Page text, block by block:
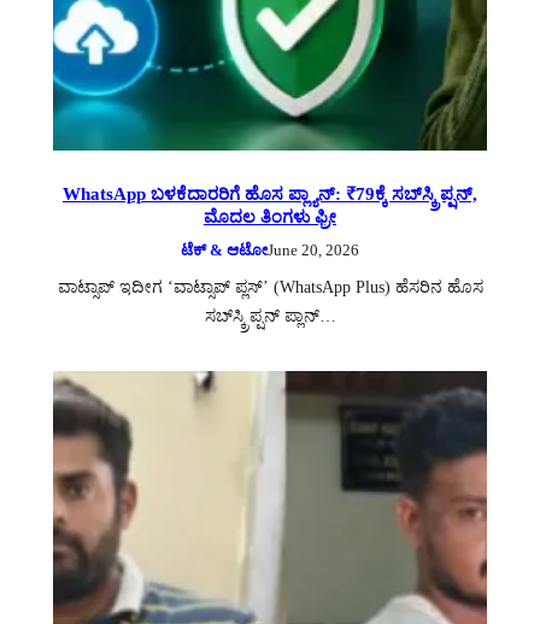
WhatsApp ಬಳಕೆದಾರರಿಗೆ ಹೊಸ ಪ್ಲ್ಯಾನ್: ₹79ಕ್ಕೆ ಸಬ್‌ಸ್ಕ್ರಿಪ್ಷನ್,
ಮೊದಲ ತಿಂಗಳು ಫ್ರೀ
ಟೆಕ್ & ಆಟೋJune 20, 2026
ವಾಟ್ಸಾಪ್ ಇದೀಗ ‘ವಾಟ್ಸಾಪ್ ಪ್ಲಸ್’ (WhatsApp Plus) ಹೆಸರಿನ ಹೊಸ
ಸಬ್‌ಸ್ಕ್ರಿಪ್ಷನ್ ಪ್ಲಾನ್…